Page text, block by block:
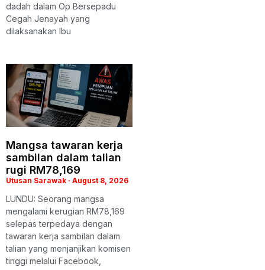
dadah dalam Op Bersepadu
Cegah Jenayah yang
dilaksanakan Ibu
Mangsa tawaran kerja
sambilan dalam talian
rugi RM78,169
Utusan Sarawak August 8, 2026
LUNDU: Seorang mangsa
mengalami kerugian RM78,169
selepas terpedaya dengan
tawaran kerja sambilan dalam
talian yang menjanjikan komisen
tinggi melalui Facebook,